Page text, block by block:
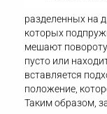
разделенных на
которых
мешают
пусто или
вставляется
положение,
Таким образом,